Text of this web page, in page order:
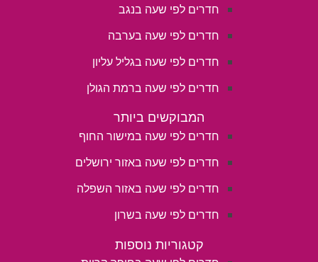
חדרים לפי שעה בנגב
חדרים לפי שעה בערבה
חדרים לפי שעה בגליל עליון
חדרים לפי שעה ברמת הגולן
המבוקשים ביותר
חדרים לפי שעה במישור החוף
חדרים לפי שעה באזור ירושלים
חדרים לפי שעה באזור השפלה
חדרים לפי שעה בשרון
קטגוריות נוספות